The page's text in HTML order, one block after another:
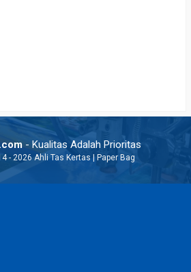
- Kualitas Adalah Prioritas
- 2026 Ahli Tas Kertas | Paper Bag